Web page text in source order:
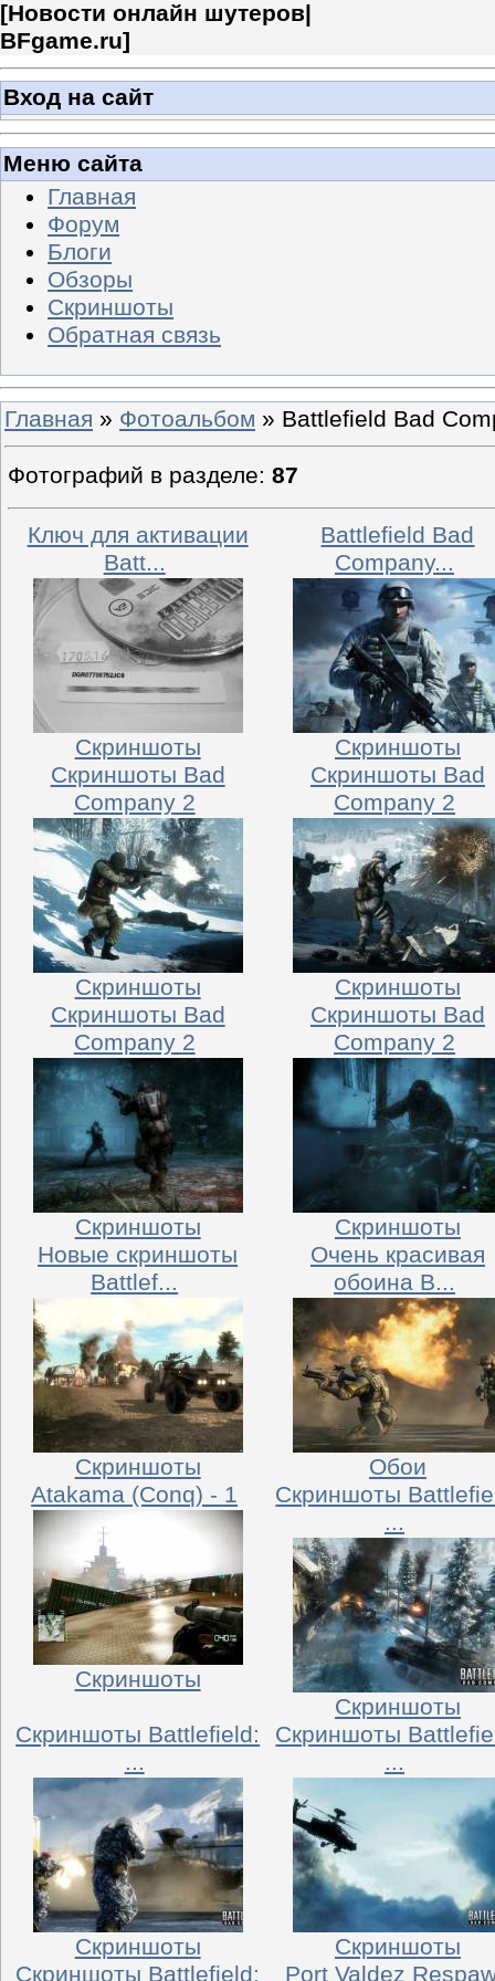
[Новости онлайн шутеров|
BFgame.ru]
Вход на сайт
Меню сайта
Главная
Форум
Блоги
Обзоры
Скриншоты
Обратная связь
Главная » Фотоальбом » Battlefield Bad
Фотографий в разделе: 87
Ключ для активации
Batt...
Скриншоты
Battlefield Bad
Company...
Скриншоты
Скриншоты Bad
Company 2
Скриншоты
Скриншоты Bad
Company 2
Скриншоты
Скриншоты Bad
Company 2
Скриншоты
Скриншоты Bad
Company 2
Скриншоты
Новые скриншоты
Battlef...
Скриншоты
Очень красивая
обоина B...
Обои
Atakama (Conq) - 1
Скриншоты
Скриншоты
...
Скриншоты
Скриншоты Battlefield:
...
Скриншоты
Скриншоты
...
Скриншоты
Скриншоты Battlefield:
Port Valdez